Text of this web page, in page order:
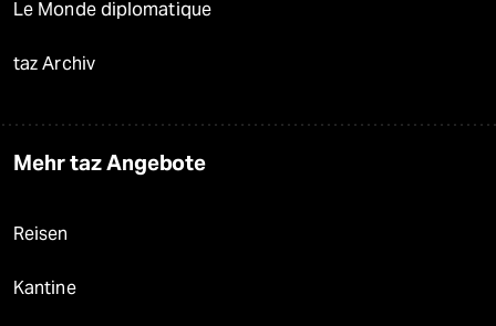
Le Monde diplomatique
taz Archiv
Mehr taz Angebote
Reisen
Kantine